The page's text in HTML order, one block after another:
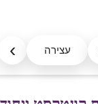
‹ עצירה